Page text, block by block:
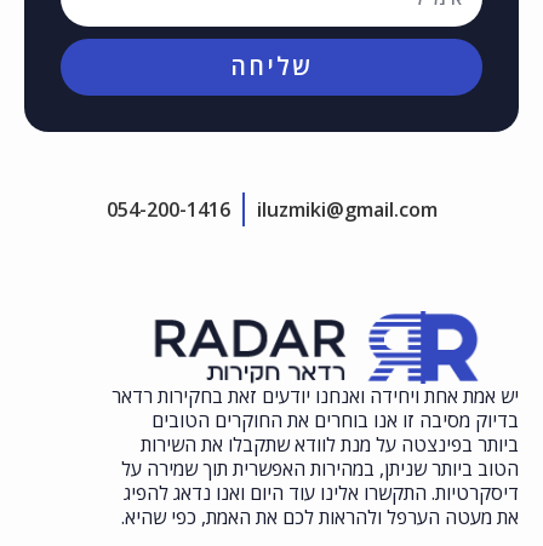
שליחה
iluzmiki@gmail.com
054-200-1416
יש אמת אחת ויחידה ואנחנו יודעים זאת בחקירות רדאר
בדיוק מסיבה זו אנו בוחרים את החוקרים הטובים
ביותר בפינצטה על מנת לוודא שתקבלו את השירות
הטוב ביותר שניתן, במהירות האפשרית תוך שמירה על
דיסקרטיות. התקשרו אלינו עוד היום ואנו נדאג להפיג
את מעטה הערפל ולהראות לכם את האמת, כפי שהיא.